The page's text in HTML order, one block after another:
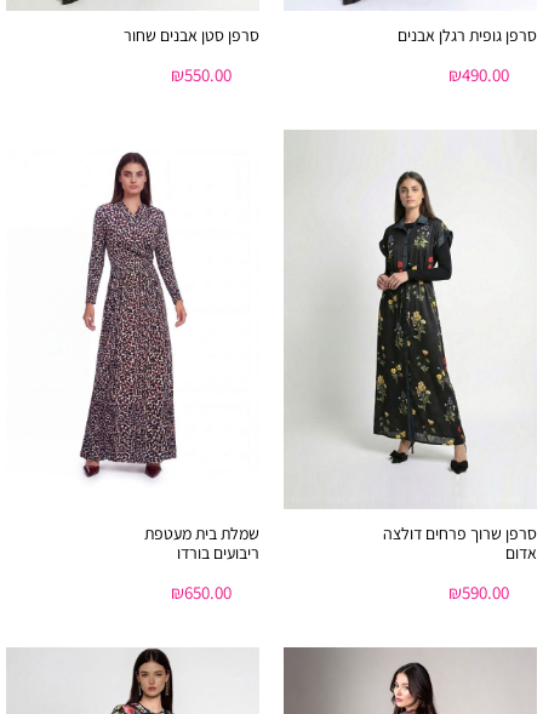
סרפן גופית רגלן אבנים
₪490.00
סרפן סטן אבנים שחור
₪550.00
סרפן שרוך פרחים דולצה
אדום
₪590.00
שמלת בית מעטפת
ריבועים בורדו
₪650.00